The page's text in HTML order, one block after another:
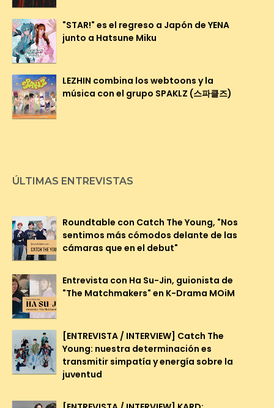
"STAR!" es el regreso a Japón de YENA
junto a Hatsune Miku
LEZHIN combina los webtoons y la
música con el grupo SPAKLZ (스파클즈)
ÚLTIMAS ENTREVISTAS
Roundtable con Catch The Young, "Nos
sentimos más cómodos delante de las
cámaras que en el debut"
Entrevista con Ha Su-Jin, guionista de
"The Matchmakers" en K-Drama MOiM
[ENTREVISTA / INTERVIEW] Catch The
Young: nuestra determinación es
transmitir simpatía y energía sobre la
juventud